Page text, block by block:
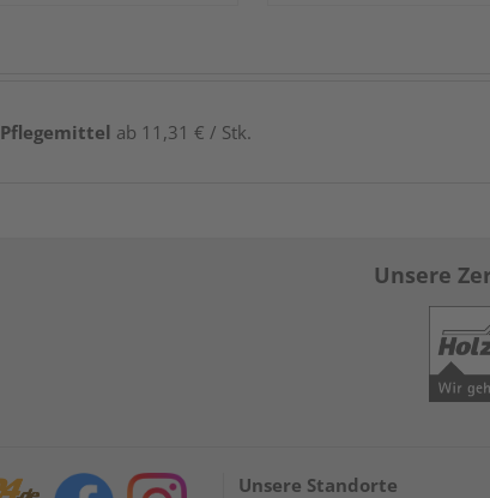
Pflegemittel ab 11,31 € / Stk.
Unsere
Unsere Standorte